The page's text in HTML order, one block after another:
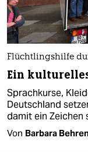
Flüchtlingshilfe
Ein
Sprachkurse,
Deutschland
damit ein Zeichen
Von Barbara